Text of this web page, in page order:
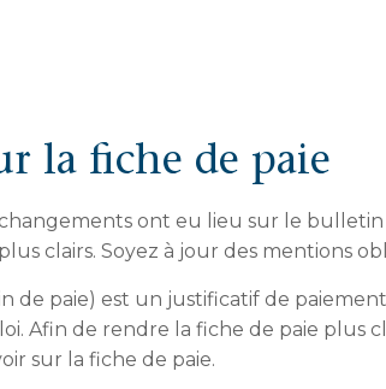
la fiche de paie
changements ont eu lieu sur le
clairs. Soyez à jour des mentions
de paie) est un justificatif de
Afin de rendre la fiche de paie plus
sur la fiche de paie.